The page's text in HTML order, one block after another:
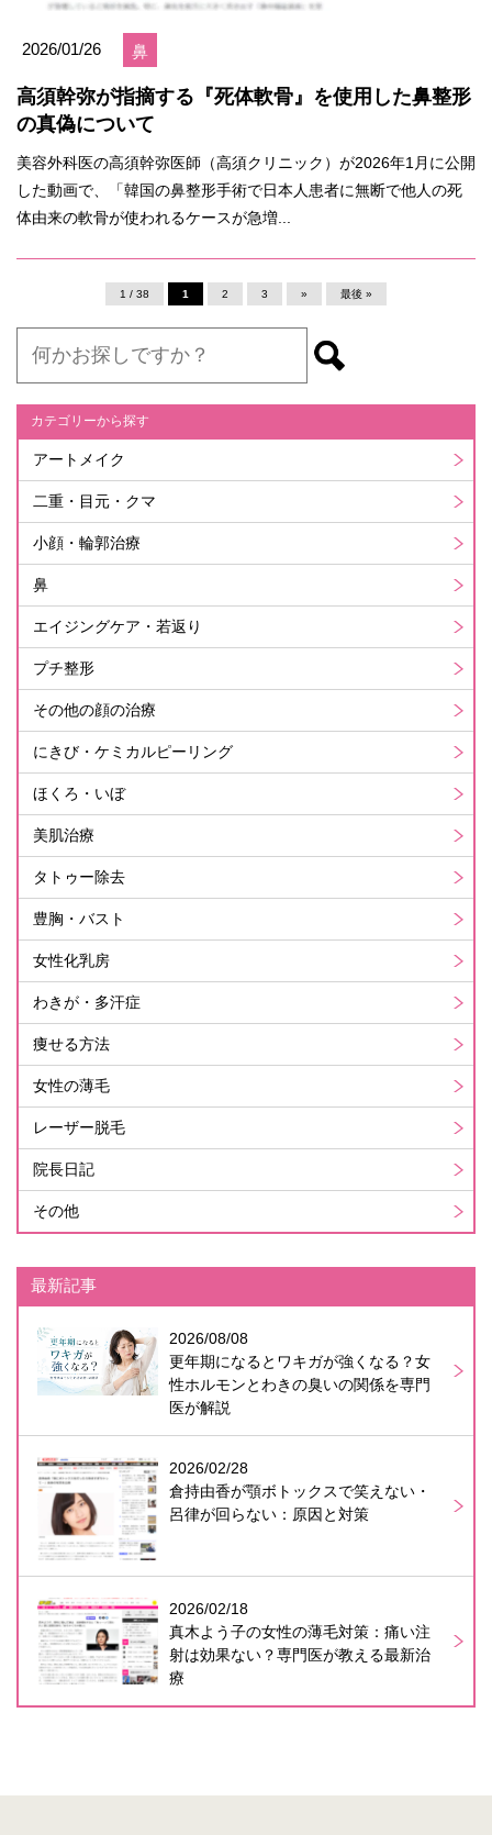
2026/01/26 鼻
高須幹弥が指摘する『死体軟骨』を使用した鼻整形
の真偽について
美容外科医の高須幹弥医師（高須クリニック）が2026年1月に公開
した動画で、「韓国の鼻整形手術で日本人患者に無断で他人の死
体由来の軟骨が使われるケースが急増...
1 / 38 1 2 3 » 最後 »
カテゴリーから探す
アートメイク
二重・目元・クマ
小顔・輪郭治療
鼻
エイジングケア・若返り
プチ整形
その他の顔の治療
にきび・ケミカルピーリング
ほくろ・いぼ
美肌治療
タトゥー除去
豊胸・バスト
女性化乳房
わきが・多汗症
痩せる方法
女性の薄毛
レーザー脱毛
院長日記
その他
最新記事
2026/08/08
更年期になるとワキガが強くなる？女
性ホルモンとわきの臭いの関係を専門
医が解説
2026/02/28
倉持由香が顎ボトックスで笑えない・
呂律が回らない：原因と対策
2026/02/18
真木よう子の女性の薄毛対策：痛い注
射は効果ない？専門医が教える最新治
療